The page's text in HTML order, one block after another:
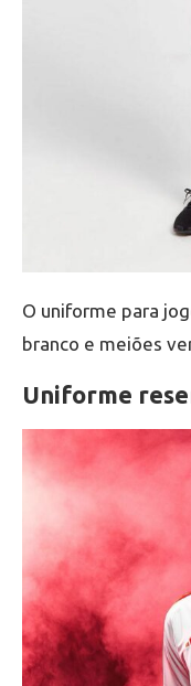
O uniforme para
branco e meiões
Uniforme